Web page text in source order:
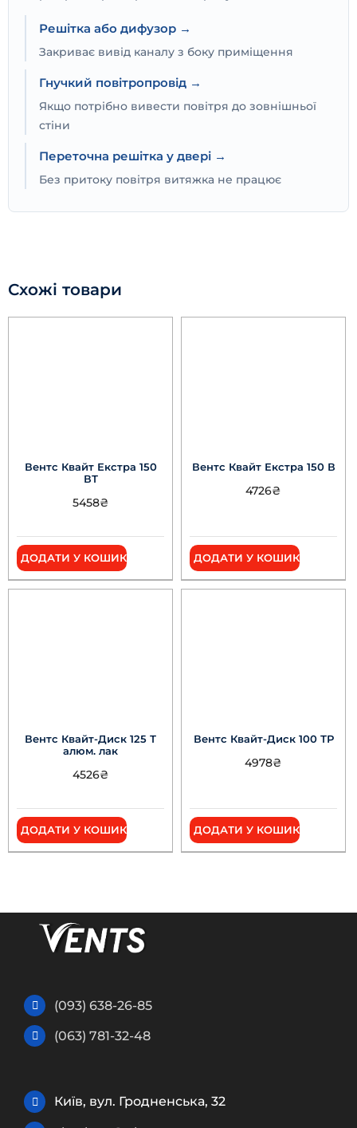
Решітка або дифузор →
Закриває вивід каналу з боку приміщення
Гнучкий повітропровід →
Якщо потрібно вивести повітря до зовнішньої
стіни
Переточна решітка у двері →
Без притоку повітря витяжка не працює
Схожі товари
Вентс Квайт Екстра 150
ВТ
5458₴
ДОДАТИ У КОШИК
Вентс Квайт Екстра 150 В
4726₴
ДОДАТИ У КОШИК
Вентс Квайт-Диск 125 Т
алюм. лак
4526₴
ДОДАТИ У КОШИК
Вентс Квайт-Диск 100 ТР
4978₴
ДОДАТИ У КОШИК
(093) 638-26-85
(063) 781-32-48
Київ, вул. Гродненська, 32